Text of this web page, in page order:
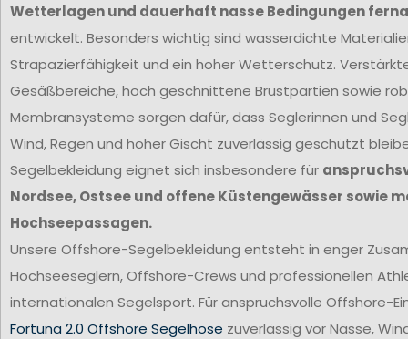
Wetterlagen und dauerhaft nasse Bedingungen
entwickelt. Besonders wichtig sind wasserdichte
Strapazierfähigkeit und ein hoher Wetterschutz.
Gesäßbereiche, hoch geschnittene Brustpartien sowie
Membransysteme sorgen dafür, dass Seglerinnen und
Wind, Regen und hoher Gischt zuverlässig geschützt
Segelbekleidung eignet sich insbesondere für
Nordsee, Ostsee und offene Küstengewässer sowie
Hochseepassagen.
Unsere Offshore-Segelbekleidung entsteht in enger
Hochseeseglern, Offshore-Crews und professionellen
internationalen Segelsport. Für anspruchsvolle Offshore-
Fortuna 2.0 Offshore Segelhose zuverlässig vor Nässe,